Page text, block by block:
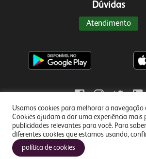
Usamos cookies para melhorar a navegação
Cookies ajudam a dar uma experiência mais
publicidades relevantes para você. Para
diferentes cookies que estamos usando,
política de cookies
Dúvidas
Atendimento
VILLA OLÍMPICA SERVIÇO LTDA - CNPJ nº. 03.787.821/
Yojiro Takaoka, nº. 4384, Alphaville, Santana de Parnaíba,